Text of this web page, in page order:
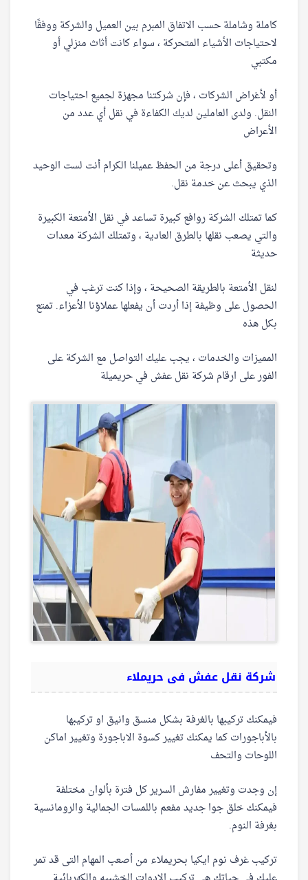
كاملة وشاملة حسب الاتفاق المبرم بين العميل والشركة ووفقًا
لاحتياجات الأشياء المتحركة ، سواء كانت أثاث منزلي أو
مكتبي
أو لأغراض الشركات ، فإن شركتنا مجهزة لجميع احتياجات
النقل. ولدى العاملين لديك الكفاءة في نقل أي عدد من
الأعراض
وتحقيق أعلى درجة من الحفظ عميلنا الكرام أنت لست الوحيد
الذي يبحث عن خدمة نقل.
كما تمتلك الشركة روافع كبيرة تساعد في نقل الأمتعة الكبيرة
والتي يصعب نقلها بالطرق العادية ، وتمتلك الشركة معدات
حديثة
لنقل الأمتعة بالطريقة الصحيحة ، وإذا كنت ترغب في
الحصول على وظيفة إذا أردت أن يفعلها عملاؤنا الأعزاء. تمتع
بكل هذه
المميزات والخدمات ، يجب عليك التواصل مع الشركة على
الفور على ارقام شركة نقل عفش في حريميلة
شركة نقل عفش فى حريملاء
فيمكنك تركيبها بالغرفة بشكل منسق وانيق او تركيبها
بالأباجورات كما يمكنك تغيير كسوة الاباجورة وتغيير اماكن
اللوحات والتحف
إن وجدت وتغيير مفارش السرير كل فترة بألوان مختلفة
فيمكنك خلق جوا جديد مفعم باللمسات الجمالية والرومانسية
بغرفة النوم.
تركيب غرف نوم ايكيا بحريملاء من أصعب المهام التى قد تمر